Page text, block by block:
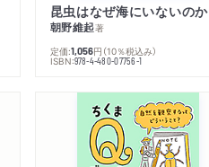
昆虫はなぜ海にいないのか
朝野維起著
定価:1,056円 （10％税込み）
ISBN:978-4-480-07756-1